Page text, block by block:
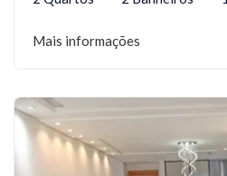
Mais informações